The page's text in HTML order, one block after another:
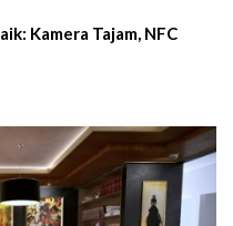
Kamera Tajam, NFC